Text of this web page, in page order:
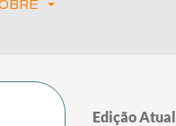
Edição Atual